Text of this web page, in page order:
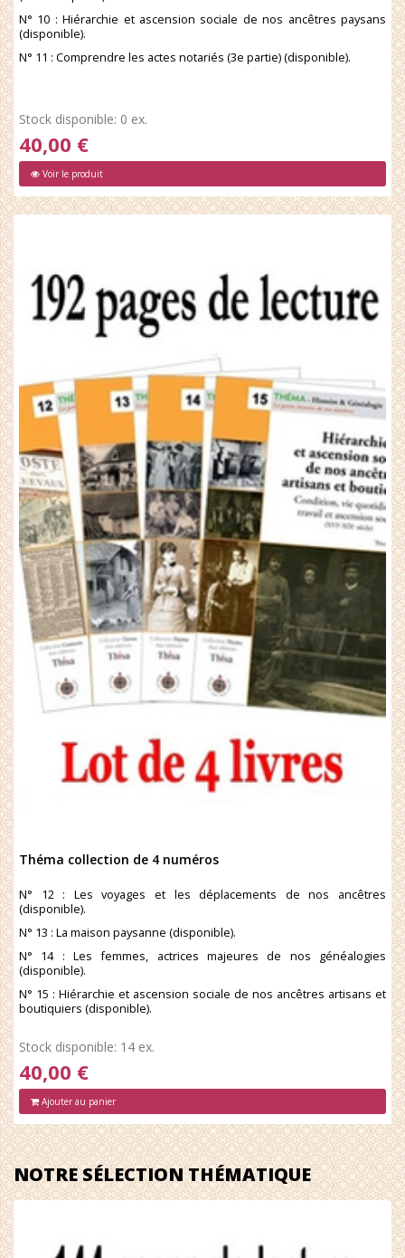
N° 10 : Hiérarchie et ascension sociale de nos ancêtres paysans
(disponible).
N° 11 : Comprendre les actes notariés (3e partie) (disponible).
Stock disponible: 0 ex.
40,00 €
Voir le produit
Théma collection de 4 numéros
N° 12 : Les voyages et les déplacements de nos ancêtres
(disponible).
N° 13 : La maison paysanne (disponible).
N° 14 : Les femmes, actrices majeures de nos généalogies
(disponible).
N° 15 : Hiérarchie et ascension sociale de nos ancêtres artisans et
boutiquiers (disponible).
Stock disponible: 14 ex.
40,00 €
Ajouter au panier
NOTRE SÉLECTION THÉMATIQUE